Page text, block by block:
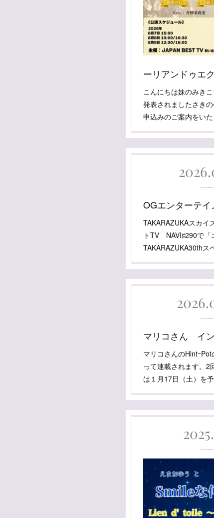
ーリアンドゥエ
こんにちは妹のみき
発表されましたさき
申込みのご案内をい
OGエンターテ
TAKARAZUKAスカイ
トTV NAVI♯290で「
TAKARAZUKA30th
マリコさん イ
マリコさんのHintｰ
って連載されます。2
は１月17日（土）を